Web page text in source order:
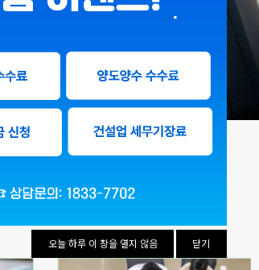
오늘 하루 이 창을 열지 않음 닫기